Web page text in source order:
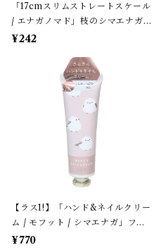
「17cmスリムストレートスケール
/ エナガノマド」枝のシマエナガ /
クリア・ピンクグラデーション /
¥242
【ラス1!】「ハンド&ネイルクリー
ム / モフット / シマエナガ」フロ
ーラルの香り / 30g / ハンドクリ
¥770